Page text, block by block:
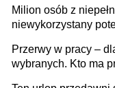
Milion osób z
niewykorzystany
dofinansowań czy
stronie systemu i
pracodawców
Przerwy w pracy –
wybranych. Kto ma